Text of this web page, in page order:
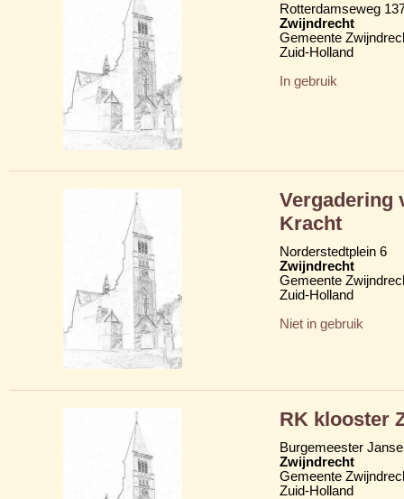
Rotterdamseweg
Zwijndrecht
Gemeente
Zuid-Holland
In gebruik
Vergadering
Kracht
Norderstedtplein 6
Zwijndrecht
Gemeente
Zuid-Holland
Niet in gebruik
RK klooster
Burgemeester
Zwijndrecht
Gemeente
Zuid-Holland